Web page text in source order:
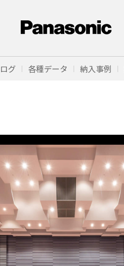
グ 各種データ 納入事例